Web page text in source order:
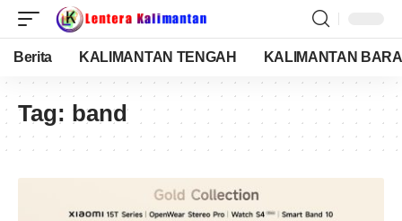
Berita KALIMANTAN TENGAH KALIMANTAN
Tag: band